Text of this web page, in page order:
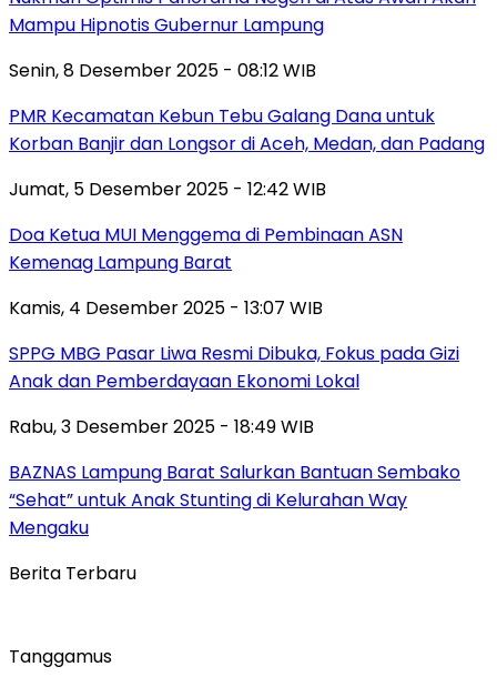
Mampu Hipnotis Gubernur Lampung
Senin, 8 Desember 2025 - 08:12 WIB
PMR Kecamatan Kebun Tebu Galang Dana untuk
Korban Banjir dan Longsor di Aceh, Medan, dan Padang
Jumat, 5 Desember 2025 - 12:42 WIB
Doa Ketua MUI Menggema di Pembinaan ASN
Kemenag Lampung Barat
Kamis, 4 Desember 2025 - 13:07 WIB
SPPG MBG Pasar Liwa Resmi Dibuka, Fokus pada Gizi
Anak dan Pemberdayaan Ekonomi Lokal
Rabu, 3 Desember 2025 - 18:49 WIB
BAZNAS Lampung Barat Salurkan Bantuan Sembako
“Sehat” untuk Anak Stunting di Kelurahan Way
Mengaku
Berita Terbaru
Tanggamus